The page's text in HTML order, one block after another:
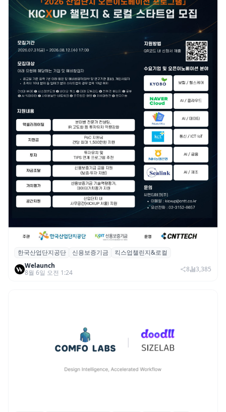
산단공·신보, 2026 ‘킥스업 챌린지&로컬’ 참
여 스타트업 모집
한국산업단지공단 신용보증기금
킥스업챌린지&로컬
Welaunch
8월 6일 오전 1:24
8 3,385